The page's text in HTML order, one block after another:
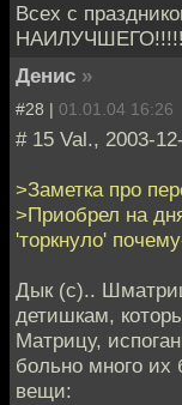
Всех с
Денис »
#28 | 01.01.04 16:26
# 15 Val., 2003-
>Заметка про
>Приобрел на
'торкнуло'
Дык (с)..
детишкам,
Матрицу,
больно много их
вещи: